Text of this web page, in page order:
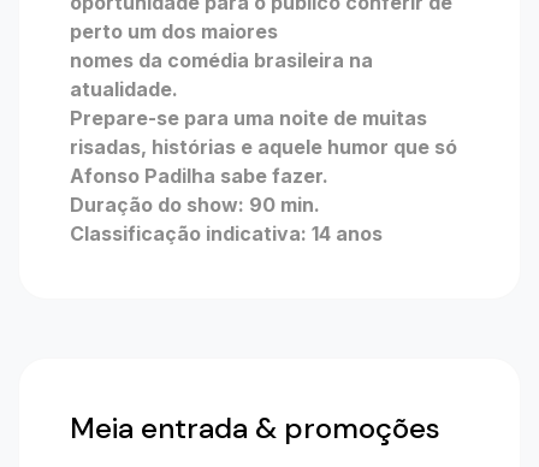
perto um dos maiores
nomes da comédia brasileira na
atualidade.
Prepare-se para uma noite de muitas
risadas, histórias e aquele humor que só
Afonso Padilha sabe fazer.
Duração do show: 90 min.
Classificação indicativa: 14 anos
Meia entrada & promoções